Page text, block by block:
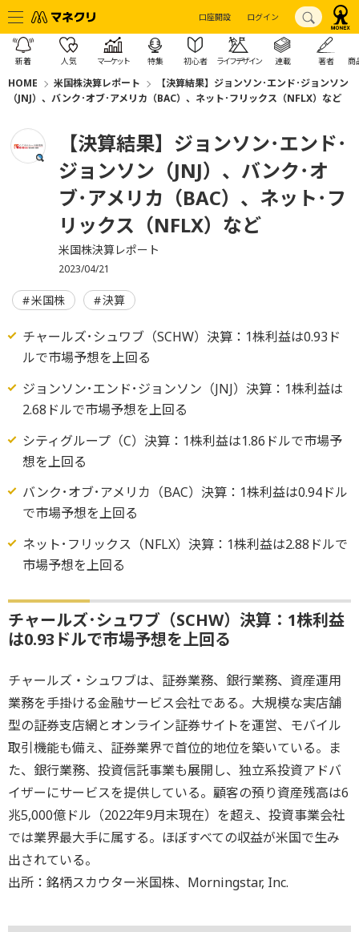
口座開設 ログイン
新着 人気 マーケット 特集 初心者 ライフデザイン 連載 著者 商
HOME 米国株決算レポート
【決算結果】ジョンソン･エンド･ジョンソン
（JNJ）、バンク･オブ･アメリカ（BAC）、ネット･フリックス（NFLX）など
【決算結果】ジョンソン･エンド･
ジョンソン（JNJ）、バンク･オ
ブ･アメリカ（BAC）、ネット･フ
リックス（NFLX）など
米国株決算レポート
2023/04/21
米国株 決算
チャールズ･シュワブ（SCHW）決算：1株利益は0.93ド
ルで市場予想を上回る
ジョンソン･エンド･ジョンソン（JNJ）決算：1株利益は
2.68ドルで市場予想を上回る
シティグループ（C）決算：1株利益は1.86ドルで市場予
想を上回る
バンク･オブ･アメリカ（BAC）決算：1株利益は0.94ドル
で市場予想を上回る
ネット･フリックス（NFLX）決算：1株利益は2.88ドルで
市場予想を上回る
チャールズ･シュワブ（SCHW）決算：1株利益
は0.93ドルで市場予想を上回る
チャールズ・シュワブは、証券業務、銀行業務、資産運用
業務を手掛ける金融サービス会社である。大規模な実店舗
型の証券支店網とオンライン証券サイトを運営、モバイル
取引機能も備え、証券業界で首位的地位を築いている。ま
た、銀行業務、投資信託事業も展開し、独立系投資アドバ
イザーにサービスを提供している。顧客の預り資産残高は6
兆5,000億ドル（2022年9月末現在）を超え、投資事業会社
では業界最大手に属する。ほぼすべての収益が米国で生み
出されている。
出所：銘柄スカウター米国株、Morningstar, Inc.